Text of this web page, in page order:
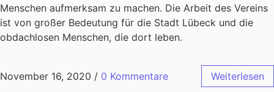
Menschen aufmerksam zu machen. Die Arbeit des Vereins
ist von großer Bedeutung für die Stadt Lübeck und die
obdachlosen Menschen, die dort leben.
November 16, 2020 / 0 Kommentare Weiterlesen